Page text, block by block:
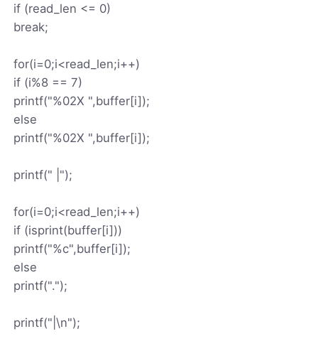
if (read_len <= 0)
break;
for(i=0;i<read_len;i++)
if (i%8 == 7)
printf("%02X ",buffer[i]);
else
printf("%02X ",buffer[i]);
printf(" |");
for(i=0;i<read_len;i++)
if (isprint(buffer[i]))
printf("%c",buffer[i]);
else
printf(".");
printf("|\n");